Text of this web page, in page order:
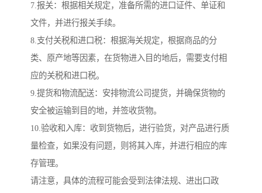
7.报关：根据相关规定，准备所需的进口证件、单证和
文件，并进行报关手续。
8.支付关税和进口税：根据海关规定，根据商品的分
类、原产地等因素，在货物进入目的地后，需要支付相
应的关税和进口税。
9.提货和物流配送：安排物流公司提货，并确保货物的
安全被运输到目的地，并签收货物。
10.验收和入库：收到货物后，进行验货，对产品进行质
量检查，如果没有问题，则将其入库，并进行相应的库
存管理。
请注意，具体的流程可能会受到法律法规、进出口政